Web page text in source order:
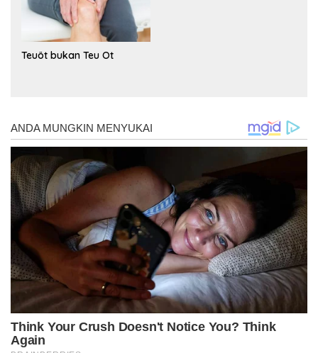
Teuöt bukan Teu Ot